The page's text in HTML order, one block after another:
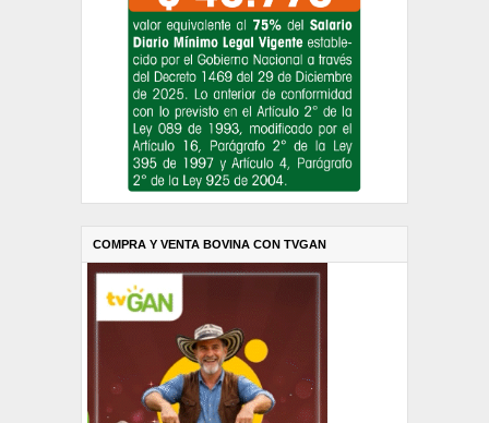
COMPRA Y VENTA BOVINA CON TVGAN